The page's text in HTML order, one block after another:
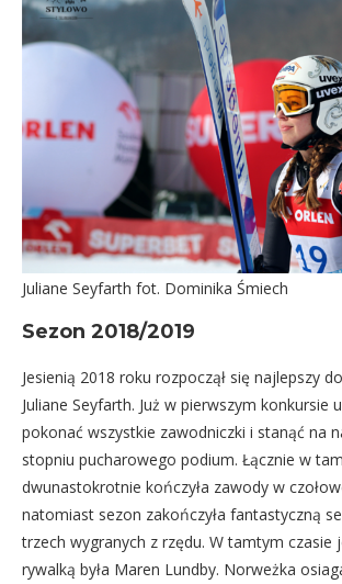
Juliane Seyfarth fot. Dominika Śmiech
Sezon 2018/2019
Jesienią 2018 roku rozpoczął się najlepszy
Juliane Seyfarth. Już w pierwszym konkursie
pokonać wszystkie zawodniczki i stanąć na
stopniu pucharowego podium. Łącznie w
dwunastokrotnie kończyła zawody w
natomiast sezon zakończyła fantastyczną
trzech wygranych z rzędu. W tamtym czasie
rywalką była Maren Lundby. Norweżka